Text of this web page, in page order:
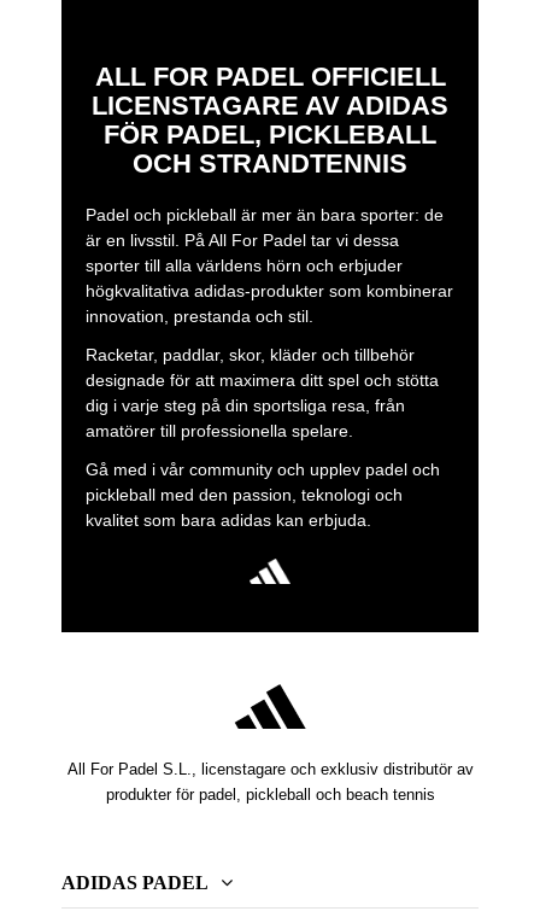
ALL FOR PADEL OFFICIELL
LICENSTAGARE AV ADIDAS
FÖR PADEL, PICKLEBALL
OCH STRANDTENNIS
Padel och pickleball är mer än bara sporter: de
är en livsstil. På All For Padel tar vi dessa
sporter till alla världens hörn och erbjuder
högkvalitativa adidas-produkter som kombinerar
innovation, prestanda och stil.
Racketar, paddlar, skor, kläder och tillbehör
designade för att maximera ditt spel och stötta
dig i varje steg på din sportsliga resa, från
amatörer till professionella spelare.
Gå med i vår community och upplev padel och
pickleball med den passion, teknologi och
kvalitet som bara adidas kan erbjuda.
All For Padel S.L., licenstagare och exklusiv distributör av
produkter för padel, pickleball och beach tennis
ADIDAS PADEL